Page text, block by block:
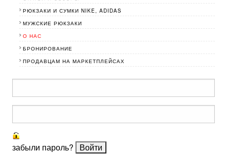
МУЖСКИЕ РЮКЗАКИ
О НАС
БРОНИРОВАНИЕ
ПРОДАВЦАМ НА МАРКЕТПЛЕЙСАХ
забыли пароль?